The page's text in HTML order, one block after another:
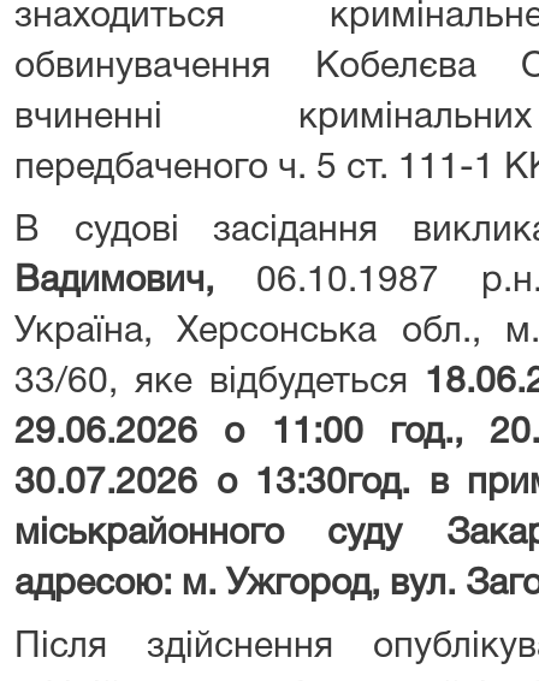
знаходиться
обвинувачення
вчиненні
передбаченого ч. 5 ст. 111-1
В судові засідання
Вадимович, 06.10.1987
Україна, Херсонська обл.,
33/60, яке відбудеться
29.06.2026 о 11:00 год.,
30.07.2026 о 13:30год. в
міськрайонного суду
адресою: м. Ужгород, вул.
Після здійснення